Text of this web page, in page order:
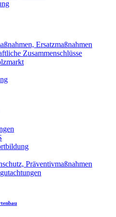
Ersatzmaßnahmen
Zusammenschlüsse
Präventivmaßnahmen